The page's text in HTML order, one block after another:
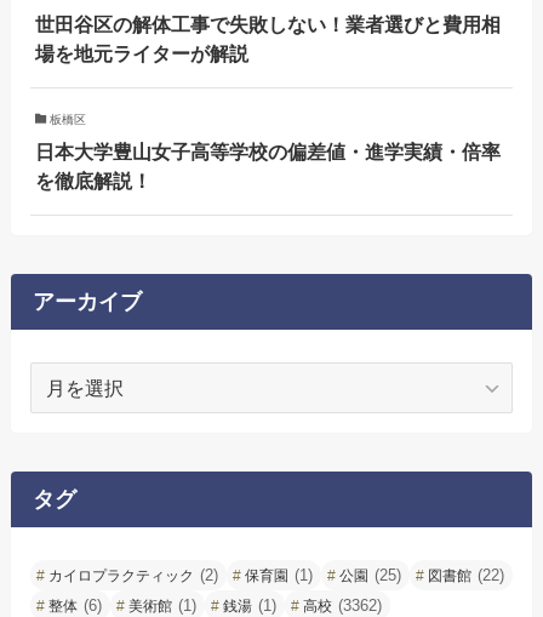
世田谷区の解体工事で失敗しない！業者選びと費用相
場を地元ライターが解説
板橋区
日本大学豊山女子高等学校の偏差値・進学実績・倍率
を徹底解説！
アーカイブ
イ
ブ
タグ
カイロプラクティック (2) 保育園 (1) 公園 (25) 図書館 (22)
整体 (6) 美術館 (1) 銭湯 (1) 高校 (3362)